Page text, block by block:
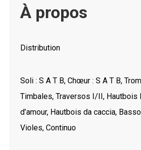
À propos
Distribution
Soli : S A T B, Chœur : S A T B,
Timbales, Traversos I/II, Hautbois
d’amour, Hautbois da caccia,
Violes, Continuo